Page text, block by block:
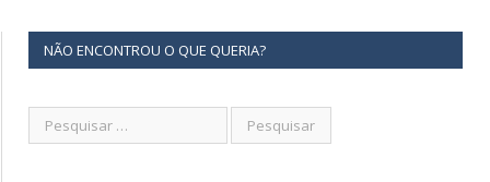
NÃO ENCONTROU O QUE QUERIA?